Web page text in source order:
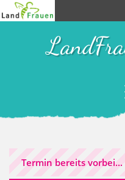
Termin bereits vorbei...